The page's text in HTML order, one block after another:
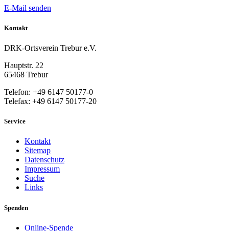
E-Mail senden
Kontakt
DRK-Ortsverein Trebur e.V.
Hauptstr. 22
65468 Trebur
Telefon: +49 6147 50177-0
Telefax: +49 6147 50177-20
Service
Kontakt
Sitemap
Datenschutz
Impressum
Suche
Links
Spenden
Online-Spende